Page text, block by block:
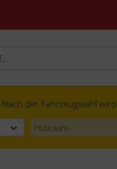
Nach der Fahrzeugwahl